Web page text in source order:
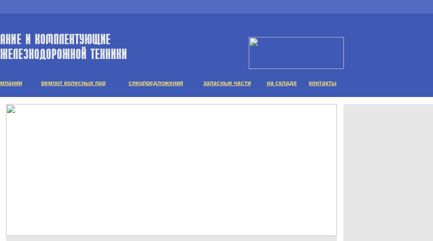
ремонт колесных пар спецпредложения запасные части на складе контакты